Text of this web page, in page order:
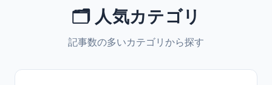
🗂️ 人気カテゴリ
記事数の多いカテゴリから探す